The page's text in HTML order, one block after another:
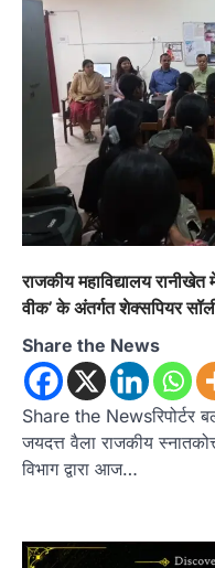
राजकीय महाविद्यालय रानीखेत
वीक’ के अंतर्गत शेक्सपियर
Share the News
Share the Newsरिपोर्टर
जयदत्त वैला राजकीय
विभाग द्वारा आज…